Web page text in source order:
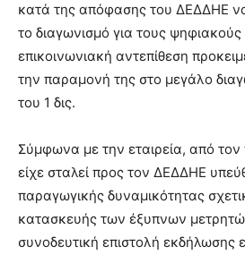
κατά της απόφασης του ΔΕΔΔΗΕ
το διαγωνισμό για τους
επικοινωνιακή αντεπίθεση
την παραμονή της στο μεγάλο
του 1 δις.
Σύμφωνα με την εταιρεία, από τον
είχε σταλεί προς τον ΔΕΔΔΗΕ
παραγωγικής δυναμικότητας
κατασκευής των έξυπνων
συνοδευτική επιστολή εκδήλωσης